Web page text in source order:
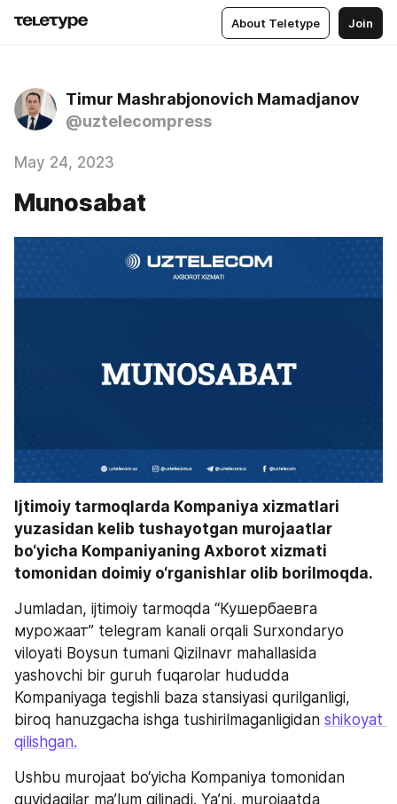
About Teletype Join
Timur Mashrabjonovich Mamadjanov
@uztelecompress
May 24, 2023
Munosabat
Ijtimoiy tarmoqlarda Kompaniya xizmatlari
yuzasidan kelib tushayotgan murojaatlar
bo‘yicha Kompaniyaning Axborot xizmati
tomonidan doimiy o‘rganishlar olib borilmoqda.
Jumladan, ijtimoiy tarmoqda “Кушербаевга
мурожаат” telegram kanali orqali Surxondaryo
viloyati Boysun tumani Qizilnavr mahallasida
yashovchi bir guruh fuqarolar hududda
Kompaniyaga tegishli baza stansiyasi qurilganligi,
biroq hanuzgacha ishga tushirilmaganligidan shikoyat
qilishgan.
Ushbu murojaat bo‘yicha Kompaniya tomonidan
quyidagilar ma’lum qilinadi. Ya’ni, murojaatda